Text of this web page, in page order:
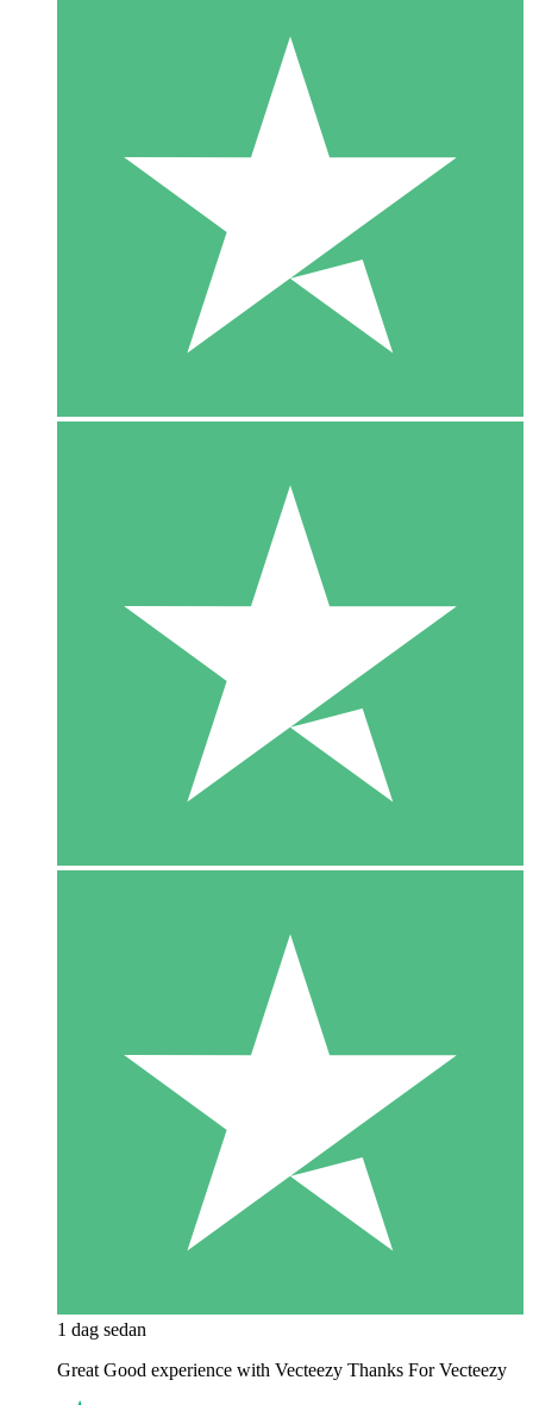
1 dag sedan
Great Good experience with Vecteezy Thanks For Vecteezy